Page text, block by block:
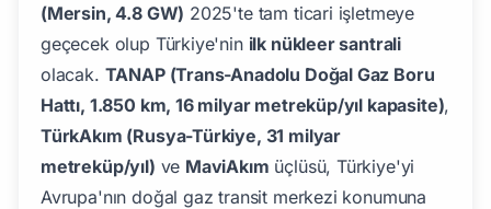
(Mersin, 4.8 GW) 2025'te tam ticari işletmeye
geçecek olup Türkiye'nin ilk nükleer santrali
olacak. TANAP (Trans-Anadolu Doğal Gaz Boru
Hattı, 1.850 km, 16 milyar metreküp/yıl kapasite),
TürkAkım (Rusya-Türkiye, 31 milyar
metreküp/yıl) ve MaviAkım üçlüsü, Türkiye'yi
Avrupa'nın doğal gaz transit merkezi konumuna